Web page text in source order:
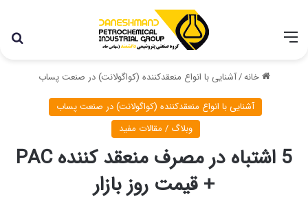
خانه/آشنایی با انواع منعقدکننده‌ (کواگولانت) در صنعت پساب
آشنایی با انواع منعقدکننده‌ (کواگولانت) در صنعت پساب
وبلاگ / مقالات مفید
5 اشتباه در مصرف منعقد کننده PAC
+ قیمت روز بازار
با توجه به شرایط اخیر در کشور، مجموعه پتروشیمی دانشمند
همچنان با تمام توان در حال فعالیت می باشد.